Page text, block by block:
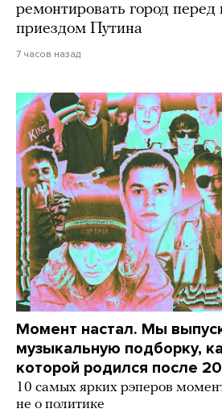
ремонтировать город
приездом Путина
7 часов назад
Момент настал. Мы
музыкальную подборку,
которой родился после
10 самых ярких рэперов
не о политике